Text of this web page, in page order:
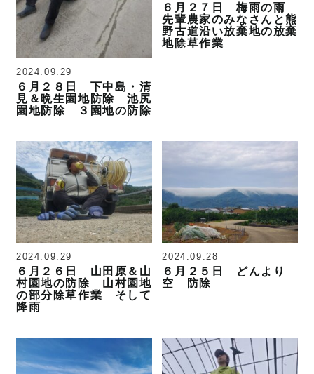
2024.09.29
６月２８日 下中島・清
見＆晩生園地防除 池尻
園地防除 ３園地の防除
６月２７日 梅雨の雨
先輩農家のみなさんと熊
野古道沿い放棄地の放棄
地除草作業
2024.09.29
６月２６日 山田原＆山
村園地の防除 山村園地
の部分除草作業 そして
降雨
2024.09.28
６月２５日 どんより
空 防除